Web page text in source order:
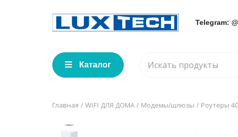
Telegram:
Каталог
Главная WIFI ДЛЯ ДОМА Модемы/шлюзы Роутеры